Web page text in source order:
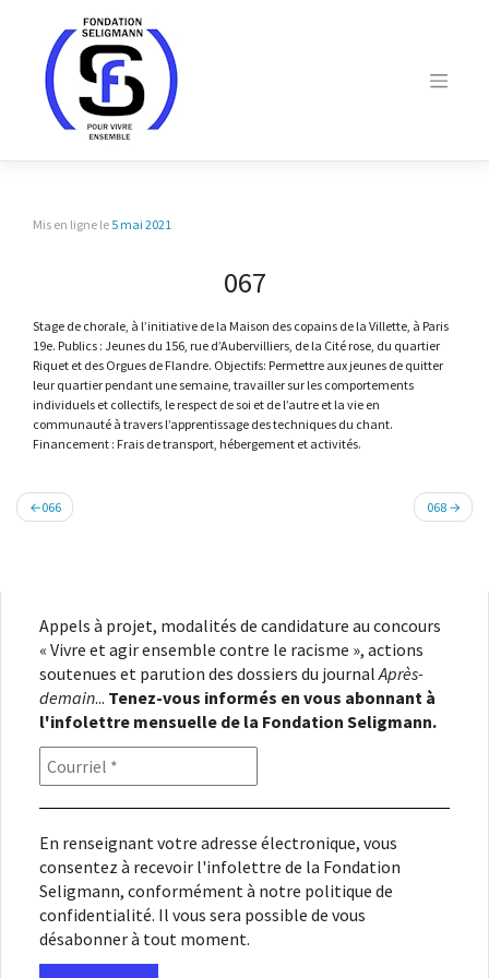
Mis en ligne le 5 mai 2021
067
Stage de chorale, à l’initiative de la Maison des copains de la Villette, à Paris
19e. Publics : Jeunes du 156, rue d’Aubervilliers, de la Cité rose, du quartier
Riquet et des Orgues de Flandre. Objectifs: Permettre aux jeunes de quitter
leur quartier pendant une semaine, travailler sur les comportements
individuels et collectifs, le respect de soi et de l’autre et la vie en
communauté à travers l’apprentissage des techniques du chant.
Financement : Frais de transport, hébergement et activités.
Navigation
de
066 068
Appels à projet, modalités de candidature au concours
« Vivre et agir ensemble contre le racisme », actions
soutenues et parution des dossiers du journalAprès-
demain... Tenez-vous informés en vous abonnant à
l'infolettre mensuelle de la Fondation Seligmann.
En renseignant votre adresse électronique, vous
consentez à recevoir l'infolettre de la Fondation
Seligmann, conformément à notre politique de
confidentialité. Il vous sera possible de vous
désabonner à tout moment.